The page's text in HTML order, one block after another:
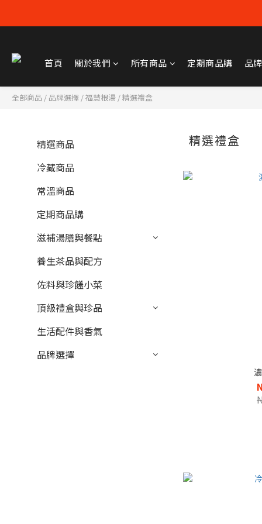
首頁 關於我們 所有商品 定期商品購 品
全部商品 / 品牌選擇 /福慧根湯 /精選禮盒
精選商品
冷藏商品
常溫商品
定期商品購
滋補湯膳與餐點
養生茶品與配方
佐料與珍饈小菜
頂級禮盒與珍品
生活配件與香氣
品牌選擇
精選禮盒